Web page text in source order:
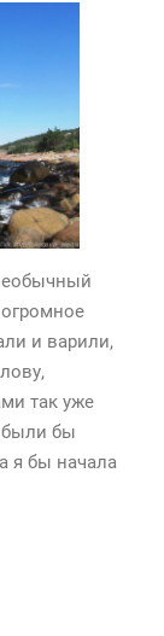
и варили,
так уже
были бы
я бы начала